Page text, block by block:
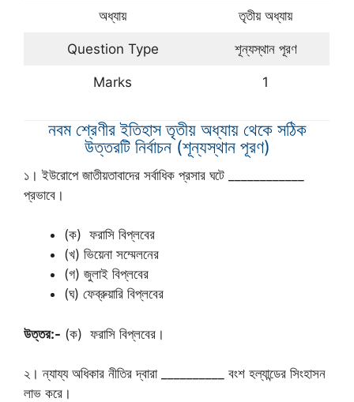
অধ্যায় তৃতীয় অধ্যায়
Question Type শূন্যস্থান পূরণ
Marks 1
নবম শ্রেণীর ইতিহাস তৃতীয় অধ্যায় থেকে সঠিক
উত্তরটি নির্বাচন (শূন্যস্থান পূরণ)
১। ইউরোপে জাতীয়তাবাদের সর্বাধিক প্রসার ঘটে ____________
প্রভাবে।
(ক) ফরাসি বিপ্লবের
(খ) ভিয়েনা সম্মেলনের
(গ) জুলাই বিপ্লবের
(ঘ) ফেব্রুয়ারি বিপ্লবের
উত্তর:- (ক) ফরাসি বিপ্লবের।
২। ন্যায্য অধিকার নীতির দ্বারা __________ বংশ হল্যান্ডের সিংহাসন
লাভ করে।